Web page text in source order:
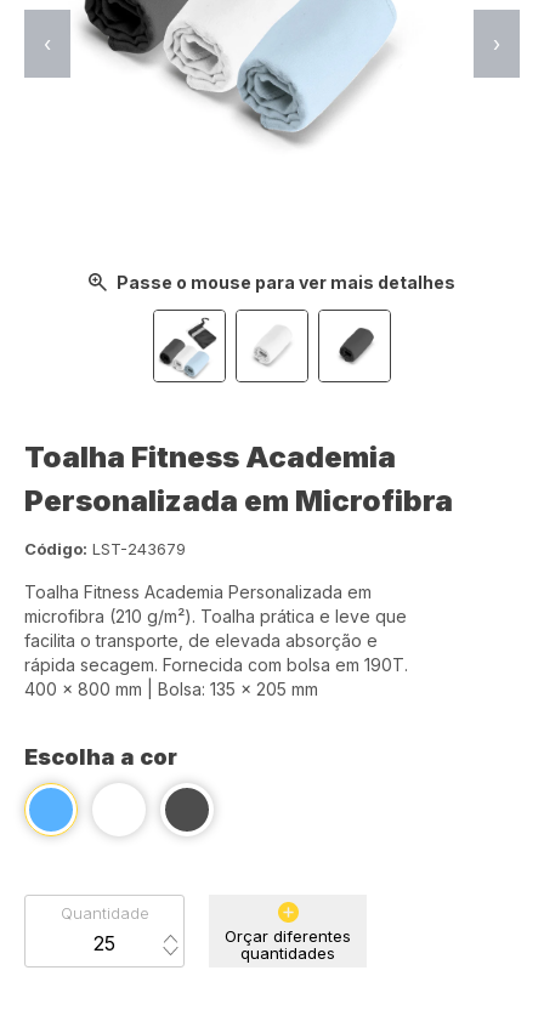
Passe o mouse para ver mais detalhes
‹ ›
Toalha Fitness Academia
Personalizada em Microfibra
Código: LST-243679
Toalha Fitness Academia Personalizada em
microfibra (210 g/m²). Toalha prática e leve que
facilita o transporte, de elevada absorção e
rápida secagem. Fornecida com bolsa em 190T.
400 x 800 mm | Bolsa: 135 x 205 mm
Escolha a cor
Quantidade
Orçar diferentes
quantidades